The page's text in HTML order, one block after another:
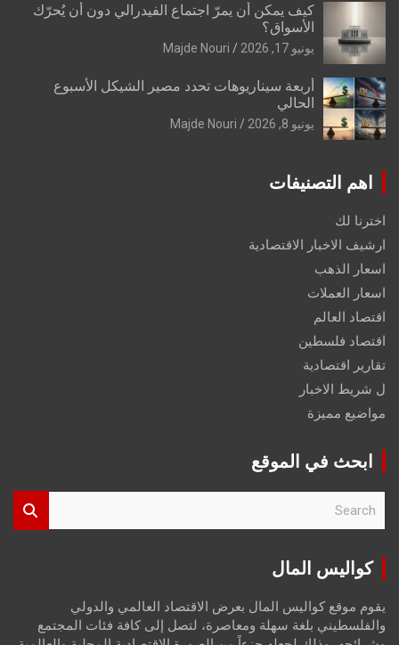
كيف يمكن أن يمرّ اجتماع الفيدرالي دون أن يُحرّك
الأسواق؟
يونيو 17, 2026 Majde Nouri
أربعة سيناريوهات تحدد مصير الشيكل الأسبوع
الحالي
يونيو 8, 2026 Majde Nouri
اهم التصنيفات
اخترنا لك
ارشيف الاخبار الاقتصادية
اسعار الذهب
اسعار العملات
اقتصاد العالم
اقتصاد فلسطين
تقارير اقتصادية
ل شريط الاخبار
مواضيع مميزة
ابحث في الموقع
r
كواليس المال
يقوم موقع كواليس المال بعرض الاقتصاد العالمي والدولي
والفلسطيني بلغة سهلة ومعاصرة، لتصل إلى كافة فئات المجتمع